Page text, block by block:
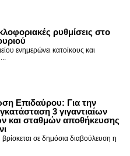
ρυθμίσεις στο
ενημερώνει κατοίκους και
Επιδαύρου: Για την
3 γιγαντιαίων
και σταθμών αποθήκευσης
σε δημόσια διαβούλευση η